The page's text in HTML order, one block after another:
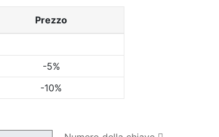
Prezzo
-5%
-10%